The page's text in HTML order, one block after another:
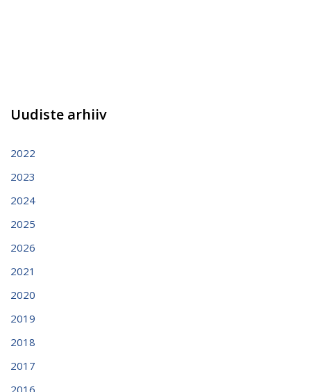
Uudiste arhiiv
2022
2023
2024
2025
2026
2021
2020
2019
2018
2017